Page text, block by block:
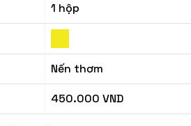
1 hộp
Nến thơm
450.000 VND